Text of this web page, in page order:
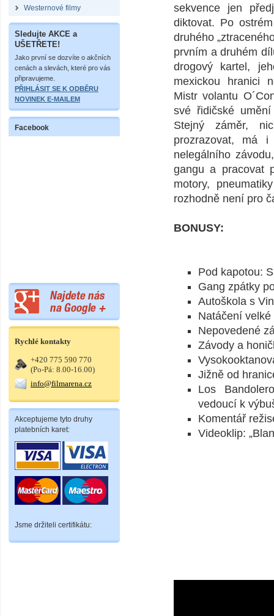
Westernové filmy
Sledujte AKCE a
UŠETŘETE!
Jako první se dozvíte o akčních
cenách a slevách, které pro vás
připravujeme.
PŘIHLÁSIT SE K ODBĚRU
NOVINEK E-MAILEM
Facebook
Rychlé kontakty
+420 775 590 770
(Po-Pá: 8.00-16.00)
info@filmarena.cz
Akceptujeme tyto druhy
platebních karet:
Jsme držiteli certifikátu:
sekvence jen
diktovat. Po
druhého
prvním a druhém
drogový kartel,
mexickou hranici
Mistr volantu
své řidičské
Stejný záměr,
prozrazovat, má
nelegálního
gangu a pracovat
motory,
rozhodně není pro
BONUSY:
Pod kapotou:
Gang zpátky
Autoškola s
Natáčení velké
Nepovedené
Závody a
Jižně od
Los
vedoucí k
Komentář
Videoklip: